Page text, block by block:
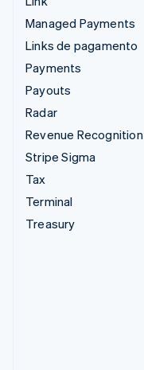
Managed Payments
Links de pagamento
Payments
Payouts
Radar
Revenue Recognition
Stripe Sigma
Tax
Terminal
Treasury